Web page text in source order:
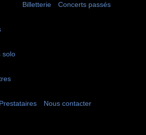
solo
Billetterie Concerts passés
Prestataires Nous contacter